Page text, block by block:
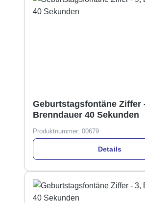
Geburtstagsfontäne Ziffer
Brenndauer 40 Sekunden
Produktnummer: 00679
Details